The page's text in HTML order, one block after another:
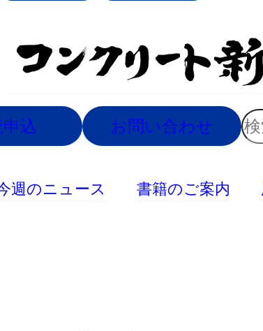
込 お問い合わせ
検
索
週のニュース 書籍のご案内